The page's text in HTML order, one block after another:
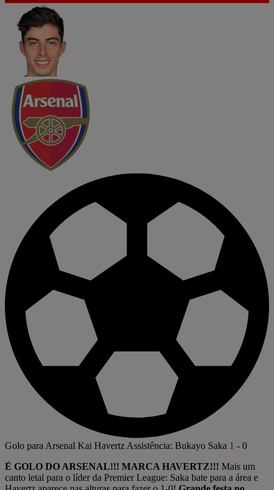
Golo para Arsenal Kai Havertz Assistência: Bukayo Saka 1 - 0
É GOLO DO ARSENAL!!! MARCA HAVERTZ!!! Mais um
canto letal para o líder da Premier League: Saka bate para a área e